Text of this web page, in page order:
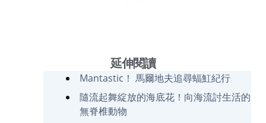
延伸閱讀
Mantastic！ 馬爾地夫追尋蝠魟紀行
隨流起舞綻放的海底花！向海流討生活的
無脊椎動物